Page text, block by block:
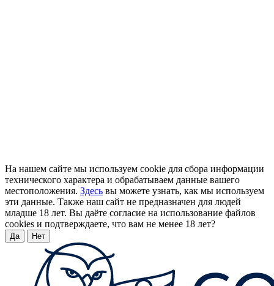
На нашем сайте мы используем cookie для сбора информации
технического характера и обрабатываем данные вашего
местоположения. Здесь вы можете узнать, как мы используем
эти данные. Также наш сайт не предназначен для людей
младше 18 лет. Вы даёте согласие на использование файлов
cookies и подтверждаете, что вам не менее 18 лет?
Да Нет